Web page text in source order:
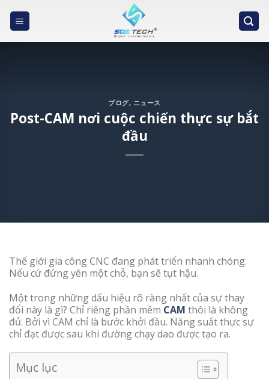
ブログ, ニュース
Post-CAM nơi cuộc chiến thực sự bắt
đầu
Thế giới gia công CNC đang phát triển nhanh chóng.
Nếu cứ đứng yên một chỗ, bạn sẽ tụt hậu.
Một trong những dấu hiệu rõ ràng nhất của sự thay
đổi này là gì? Chỉ riêng phần mềm CAM thôi là không
đủ. Bởi vì CAM chỉ là bước khởi đầu. Năng suất thực sự
chỉ đạt được sau khi đường chạy dao được tạo ra.
Mục lục